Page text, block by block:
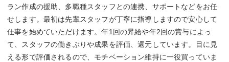
ラン作成の援助、多職種スタッフとの連携、サポートなどをお任
せします。最初は先輩スタッフが丁寧に指導しますので安心して
仕事を始めていただけます。年1回の昇給や年2回の賞与によっ
て、スタッフの働きぶりや成果を評価、還元しています。目に見
える形で評価されるので、モチベーション維持に一役買っていま